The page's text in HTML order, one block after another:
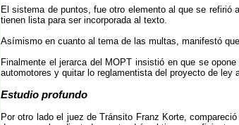
El sistema de puntos, fue otro elemento al que se
tienen lista para ser incorporada al texto.
Asímismo en cuanto al tema de las multas, manifestó
Finalmente el jerarca del MOPT insistió en que se
automotores y quitar lo reglamentista del proyecto de ley
Estudio profundo
Por otro lado el juez de Tránsito Franz Korte,